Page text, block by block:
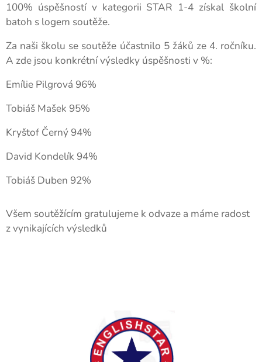
100% úspěšností v kategorii STAR 1-4 získal školní
batoh s logem soutěže.
Za naši školu se soutěže účastnilo 5 žáků ze 4. ročníku.
A zde jsou konkrétní výsledky úspěšnosti v %:
Emílie Pilgrová 96%
Tobiáš Mašek 95%
Kryštof Černý 94%
David Kondelík 94%
Tobiáš Duben 92%
Všem soutěžícím gratulujeme k odvaze a máme radost
z vynikajících výsledků 😊